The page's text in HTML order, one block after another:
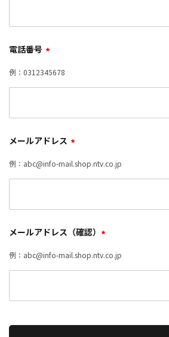
電話番号 *
例：0312345678
メールアドレス *
例：abc@info-mail.shop.ntv.co.jp
メールアドレス（確認） *
例：abc@info-mail.shop.ntv.co.jp